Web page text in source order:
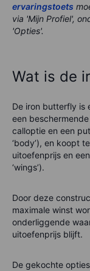
ervaringstoets
via 'Mijn Profiel',
'Opties'.
Wat is de
De iron butterfly is
een
calloptie en een
‘body’), en koopt
uitoefenprijs en
‘wings’).
Door deze
maximale winst
onderliggende
uitoefenprijs blijft.
De gekochte